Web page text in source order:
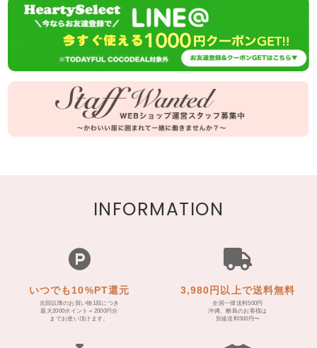
INFORMATION
いつでも10%PT還元
次回以降のお買い物1回につき
最大2000ポイント＝2000円分
までお使い頂けます。
3,980円以上で送料無料
全国一律送料500円
沖縄、離島のお客様は
別途送料500円〜